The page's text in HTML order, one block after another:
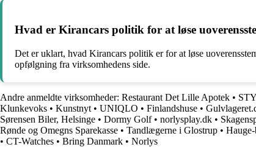
Hvad er Kirancars politik for at løse
Det er uklart, hvad Kirancars politik er for at løse
opfølgning fra virksomhedens side.
Andre anmeldte virksomheder: Restaurant Det Lille Apotek •
Klunkevoks • Kunstnyt • UNIQLO • Finlandshuse •
Sørensen Biler, Helsinge • Dormy Golf• norlysplay.dk •
Rønde og Omegns Sparekasse • Tandlægerne i Glostrup •
• CT-Watches • Bring Danmark • Norlys